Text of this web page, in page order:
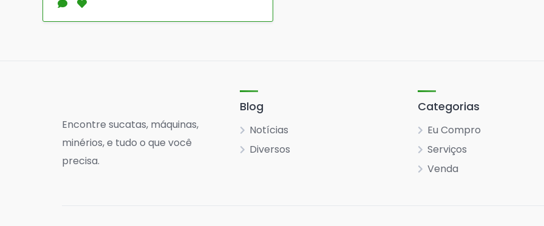
Encontre sucatas, máquinas,
minérios, e tudo o que você
precisa.
Blog
Notícias
Diversos
Categorias
Eu Compro
Serviços
Venda